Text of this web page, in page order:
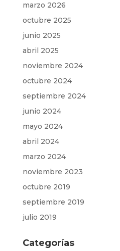
marzo 2026
octubre 2025
junio 2025
abril 2025
noviembre 2024
octubre 2024
septiembre 2024
junio 2024
mayo 2024
abril 2024
marzo 2024
noviembre 2023
octubre 2019
septiembre 2019
julio 2019
Categorías